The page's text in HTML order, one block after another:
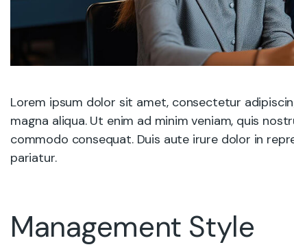
Lorem ipsum dolor sit amet, consectetur
magna aliqua. Ut enim ad minim veniam, quis
commodo consequat. Duis aute irure dolor in
pariatur.
Management Style